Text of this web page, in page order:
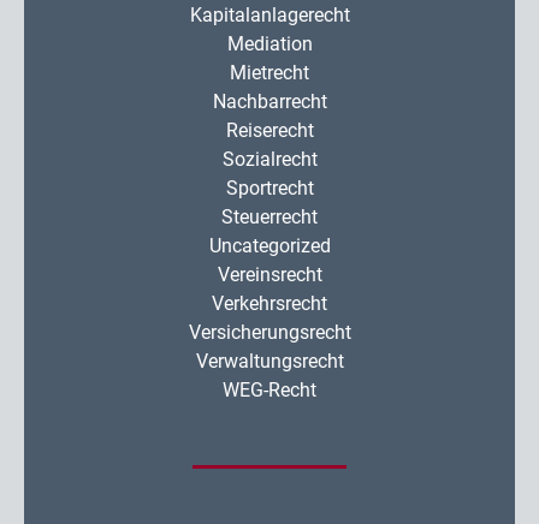
Kapitalanlagerecht
Mediation
Mietrecht
Nachbarrecht
Reiserecht
Sozialrecht
Sportrecht
Steuerrecht
Uncategorized
Vereinsrecht
Verkehrsrecht
Versicherungsrecht
Verwaltungsrecht
WEG-Recht